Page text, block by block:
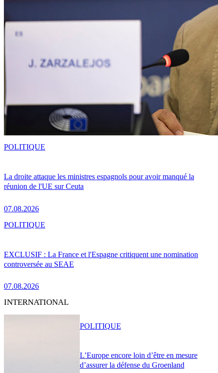
La droite attaque les ministres espagnols pour avoir manqué la
réunion de l'UE sur Ceuta
07.08.2026
POLITIQUE
EXCLUSIF : La France et l'Espagne critiquent une nomination
controversée au SEAE
07.08.2026
POLITIQUE
INTERNATIONAL
L’Europe encore loin d’être en mesure
d’assurer la défense du Groenland
POLITIQUE